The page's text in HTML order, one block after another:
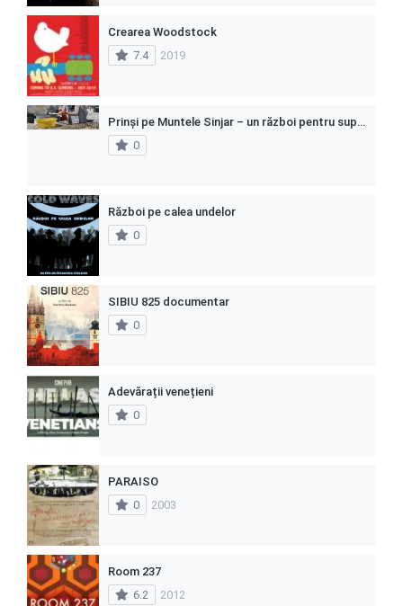
Crearea Woodstock
7.4
2019
Prinși pe Muntele Sinjar – un război pentru supraviețuire
0
Război pe calea undelor
0
SIBIU 825 documentar
0
Adevărații venețieni
0
PARAISO
0
2003
Room 237
6.2
2012